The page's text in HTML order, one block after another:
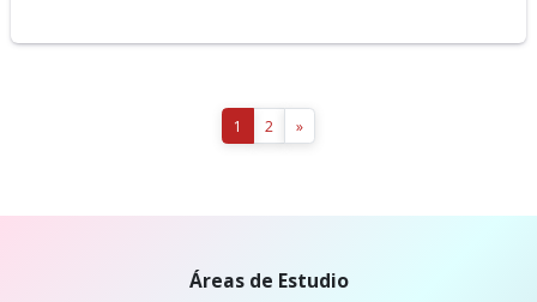
1 2 »
Áreas de Estudio